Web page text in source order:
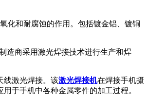
化和耐腐蚀的作用。包括镀金铝、镀铜
造商采用激光焊接技术进行生产和焊
线激光焊接。该激光焊接机在焊接手机摄
于手机中各种金属零件的加工过程。